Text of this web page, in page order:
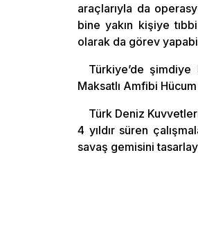
araçlarıyla da
bine yakın kişiye
olarak da görev
Türkiye’de
Maksatlı Amfibi
Türk Deniz
4 yıldır süren
savaş gemisini